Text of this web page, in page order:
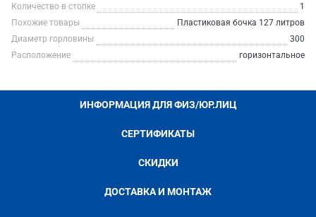
Количество в стопке
1
Похожие товары
Пластиковая бочка 127 литров
Диаметр горловины
300
Расположение
горизонтальное
ИНФОРМАЦИЯ ДЛЯ ФИЗ/ЮР.ЛИЦ
СЕРТИФИКАТЫ
СКИДКИ
ДОСТАВКА И МОНТАЖ